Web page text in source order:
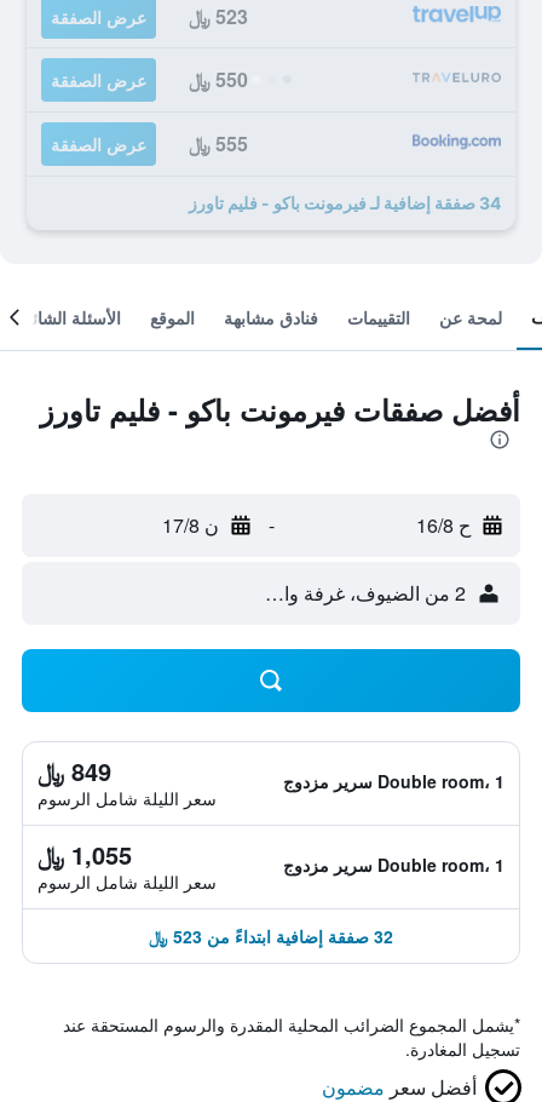
523 ﷼ عرض الصفقة
550 ﷼ عرض الصفقة
555 ﷼ عرض الصفقة
34 صفقة إضافية لـ فيرمونت باكو - فليم تاورز
لمحة عن التقييمات فنادق مشابهة الموقع الأسئلة الشائعة
أفضل صفقات فيرمونت باكو - فليم تاورز
ح 16/8 - ن 17/8
2 من الضيوف، غرفة واحدة
Double room، 1 سرير مزدوج 849 ﷼
سعر الليلة شامل الرسوم
Double room، 1 سرير مزدوج 1,055 ﷼
سعر الليلة شامل الرسوم
32 صفقة إضافية ابتداءً من 523 ﷼
*يشمل المجموع الضرائب المحلية المقدرة والرسوم المستحقة عند
تسجيل المغادرة.
أفضل سعر مضمون